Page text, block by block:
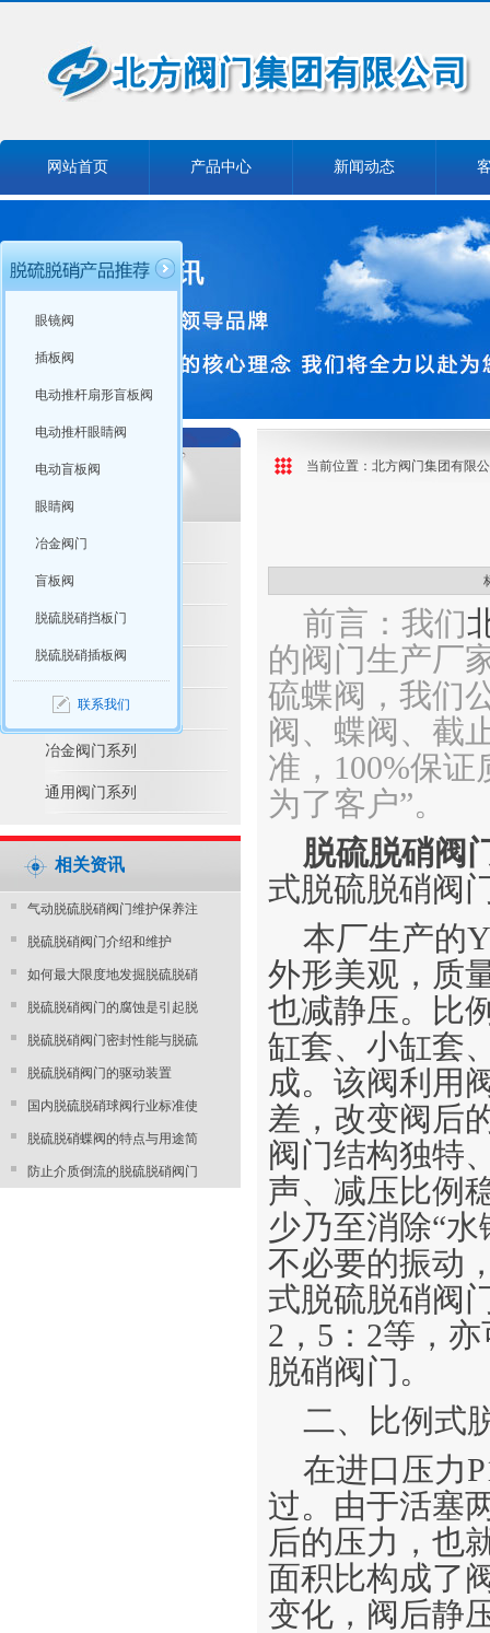
网站首页 产品中心 新闻动态
脱硫脱硝产品推荐
脱硫脱硝阀门系列
水利控制阀系列
电站阀门系列
冶金阀门系列
通用阀门系列
相关资讯
气动脱硫脱硝阀门维护保养注
脱硫脱硝阀门介绍和维护
如何最大限度地发掘脱硫脱硝
脱硫脱硝阀门的腐蚀是引起脱
脱硫脱硝阀门密封性能与脱硫
脱硫脱硝阀门的驱动装置
国内脱硫脱硝球阀行业标准使
脱硫脱硝蝶阀的特点与用途简
防止介质倒流的脱硫脱硝阀门
当前位置： 北方阀门集团有限
前言：我们
的阀门生产厂
硫蝶阀，我们
阀、蝶阀、截
准，100%保
为了客户”。
脱硫脱硝阀
式脱硫脱硝阀
本厂生产的
外形美观，质
也减静压。比
缸套、小缸套
成。该阀利用
差，改变阀后
阀门结构独特
声、减压比例
少乃至消除“
不必要的振动
式脱硫脱硝阀
2，5：2等，
脱硝阀门。
二、比例式
在进口压力
过。由于活塞
后的压力，也
面积比构成了
变化，阀后静
眼镜阀
插板阀
电动推杆扇形盲板阀
电动推杆眼睛阀
电动盲板阀
眼睛阀
冶金阀门
盲板阀
脱硫脱硝挡板门
脱硫脱硝插板阀
联系我们